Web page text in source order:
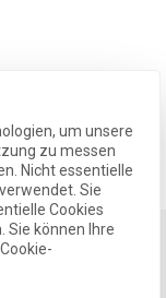
um unsere
zu messen
Nicht essentielle
Sie
Cookies
Sie können Ihre
Marke.